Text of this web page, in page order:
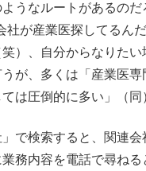
うなルートがあるのだ
が産業医探してるん
）、自分からなりたい
が、多くは「産業医専
は圧倒的に多い」（同
検索すると、関連会
務内容を電話で尋ねる